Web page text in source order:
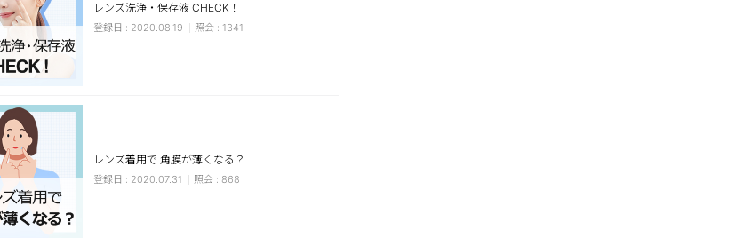
レンズ洗浄・保存液 CHECK！
2020.08.19 1341
レンズ着用で 角膜が薄くなる？
2020.07.31 868